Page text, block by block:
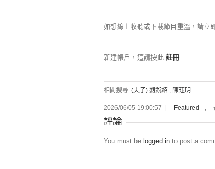
如想線上收聽或下載節目重溫，請立
新建帳戶，這請按此 註冊
相關搜尋: (夫子) 劉銳紹 , 陳珏明
2026/06/05 19:00:57 -- Featured --, --
評論
You must be logged in to post a